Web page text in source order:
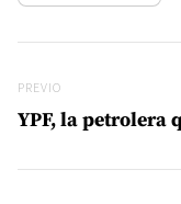
Previo
PREVIO
YPF, la petrolera